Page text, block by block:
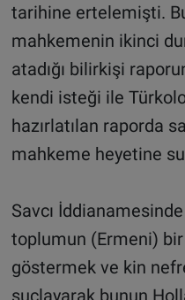
tarihine ertelemişti.
mahkemenin ikinci
atadığı bilirkişi
kendi isteği ile
hazırlatılan raporda
mahkeme heyetine
Savcı İddianamesinde
toplumun (Ermeni)
göstermek ve kin
suçlayarak bunun